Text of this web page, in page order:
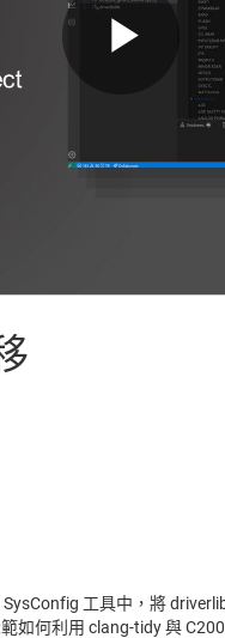
工具中，將
如何利用 clang-tidy 與